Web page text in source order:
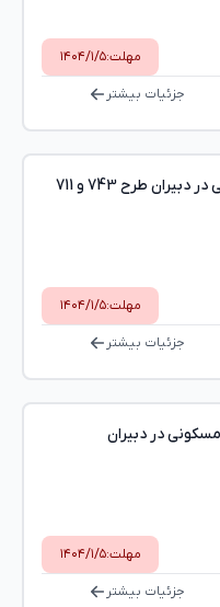
مهلت:۱۴۰۴/۱/۵
جزئیات بیشتر
مهلت:۱۴۰۴/۱/۵
جزئیات بیشتر
مهلت:۱۴۰۴/۱/۵
جزئیات بیشتر